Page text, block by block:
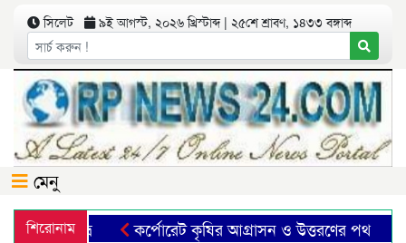
সিলেট ৯ই আগস্ট, ২০২৬ খ্রিস্টাব্দ | ২৫শে শ্রাবণ, ১৪৩৩ বঙ্গাব্দ
মেনু
শিরোনাম
ফাহিম শুভ্র কর্পোরেট কৃষির আগ্রাসন ও উত্তরণের পথ